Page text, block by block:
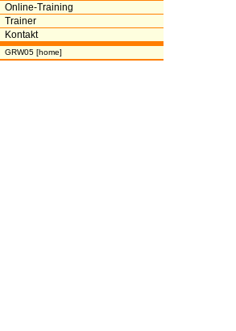
Online-Training
Trainer
Kontakt
GRW05 [home]